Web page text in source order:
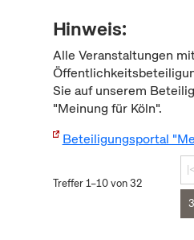
Hinweis:
Alle Veranstaltungen
Sie auf unserem
"Meinung für Köln".
Beteiligungsportal
Treffer 1–10 von 32
|<
3